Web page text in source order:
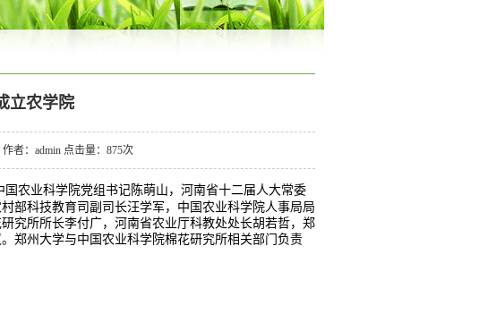
立农学院
者：admin 点击量： 875次
农业科学院党组书记陈萌山，河南省十二届人大常委
部科技教育司副司长汪学军，中国农业科学院人事局局
究所所长李付广，河南省农业厅科教处处长胡若哲，郑
郑州大学与中国农业科学院棉花研究所相关部门负责